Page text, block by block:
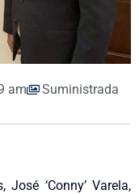
am Suministrada
‘Conny’ Varela,